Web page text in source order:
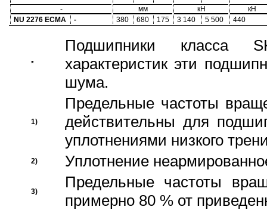
- мм кН
кН
NU 2276 ECMA
- 380 680 175 3 140 5 500 440
*
Подшипники класса
характеристик эти
шума.
1)
Предельные частоты
действительны для
уплотнениями низкого
2) Уплотнение
3)
Предельные частоты
примерно 80 % от